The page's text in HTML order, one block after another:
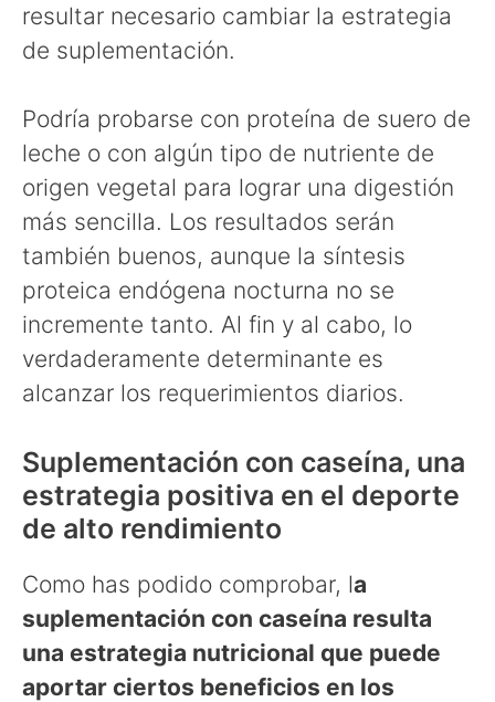
resultar necesario cambiar la estrategia
de suplementación.
Podría probarse con proteína de suero de
leche o con algún tipo de nutriente de
origen vegetal para lograr una digestión
más sencilla. Los resultados serán
también buenos, aunque la síntesis
proteica endógena nocturna no se
incremente tanto. Al fin y al cabo, lo
verdaderamente determinante es
alcanzar los requerimientos diarios.
Suplementación con caseína, una
estrategia positiva en el deporte
de alto rendimiento
Como has podido comprobar, la
suplementación con caseína resulta
una estrategia nutricional que puede
aportar ciertos beneficios en los